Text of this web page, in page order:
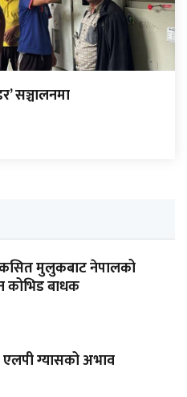
सञ्चालनमा
मुलुकबाट नेपालको
कोभिड बाधक
ग्यासको अभाव